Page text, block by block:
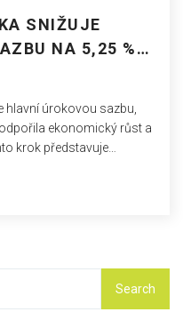
SNIŽUJE
NA 5,25 %:
hlavní úrokovou sazbu,
ekonomický růst a
krok představuje
hypoték a vkladů.